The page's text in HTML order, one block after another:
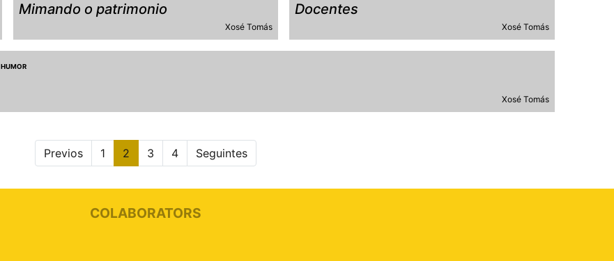
Mimando o patrimonio
Xosé Tomás
Docentes
Xosé Tomás
HUMOR
Xosé Tomás
Previos 1 2 3 4 Seguintes
COLABORATORS